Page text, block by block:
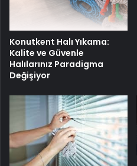
Konutkent Halı Yıkama:
Kalite ve Güvenle
Halılarınız Paradigma
Değişiyor